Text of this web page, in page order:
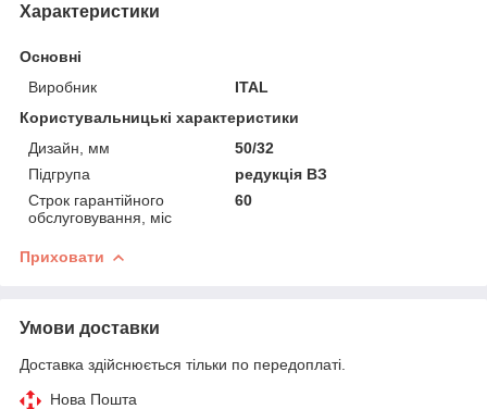
Характеристики
Основні
Виробник
ITAL
Користувальницькі характеристики
Дизайн, мм
50/32
Підгрупа
редукція ВЗ
Строк гарантійного
обслуговування, міс
60
Приховати
Умови доставки
Доставка здійснюється тільки по передоплаті.
Нова Пошта